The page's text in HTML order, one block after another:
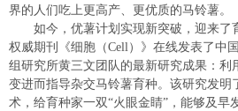
界的人们吃上更高产、更优质的马铃薯。
如今，优薯计划实现新突破，迎来了
权威期刊《细胞（Cell）》在线发表了中
组研究所黄三文团队的最新研究成果：利
变进而指导杂交马铃薯育种。该研究发明
术，给育种家一双“火眼金睛”，能够及早